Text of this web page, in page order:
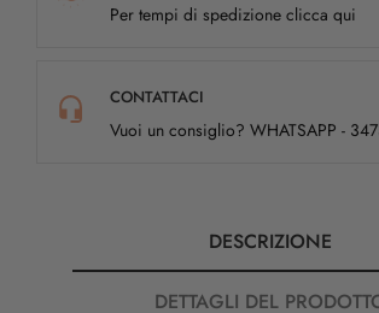
Per tempi di spedizione clicca qui
CONTATTACI
Vuoi un consiglio? WHATSAPP -
DESCRIZIONE
DETTAGLI DEL